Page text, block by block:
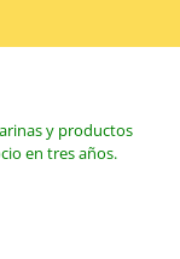
y productos
en tres años.